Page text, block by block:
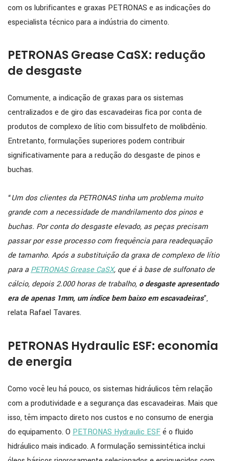
com os lubrificantes e graxas PETRONAS e as indicações do
especialista técnico para a indústria do cimento.
PETRONAS Grease CaSX: redução
de desgaste
Comumente, a indicação de graxas para os sistemas
centralizados e de giro das escavadeiras fica por conta de
produtos de complexo de lítio com bissulfeto de molibdênio.
Entretanto, formulações superiores podem contribuir
significativamente para a redução do desgaste de pinos e
buchas.
“Um dos clientes da PETRONAS tinha um problema muito
grande com a necessidade de mandrilamento dos pinos e
buchas. Por conta do desgaste elevado, as peças precisam
passar por esse processo com frequência para readequação
de tamanho. Após a substituição da graxa de complexo de lítio
para aPETRONAS Grease CaSX, que é à base de sulfonato de
cálcio, depois 2.000 horas de trabalho, o desgaste apresentado
era de apenas 1mm, um índice bem baixo em escavadeiras”,
relata Rafael Tavares.
PETRONAS Hydraulic ESF: economia
de energia
Como você leu há pouco, os sistemas hidráulicos têm relação
com a produtividade e a segurança das escavadeiras. Mais que
isso, têm impacto direto nos custos e no consumo de energia
do equipamento. O PETRONAS Hydraulic ESFé o fluido
hidráulico mais indicado. A formulação semissintética inclui